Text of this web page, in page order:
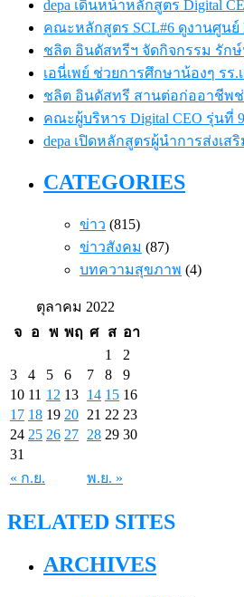
depa เดินหน้าหลักสูตร Digital
คณะหลักสูตร SCL#6 ดูงานศูนย์
ชลิต อินดัสทรีฯ จัดกิจกรรม รัก
เอนี่เพย์ ช่วยการศึกษาน้องๆ รร
ชลิต อินดัสทรี สานต่อก่ออาชีพช่
คณะผู้บริหาร Digital CEO รุ่นที่
depa เปิดหลักสูตรผู้นำการส่งเ
CATEGORIES
ข่าว (815)
ข่าวสังคม (87)
บทความสุขภาพ (4)
ตุลาคม 2022
จ
อ พ พฤ ศ ส อา
« ก.ย. พ.ย. »
1
2
3
4 5 6 7 8
9
10 11 12 13 14 15 16
17 18 19 20 21 22 23
24 25 26 27 28 29 30
31
RELATED SITES
ARCHIVES